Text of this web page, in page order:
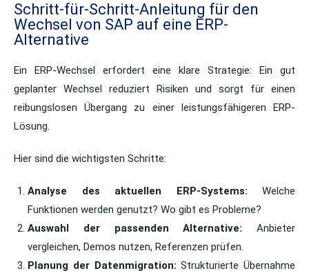
Schritt-für-Schritt-Anleitung für den
Wechsel von SAP auf eine ERP-
Alternative
Ein ERP-Wechsel erfordert eine klare Strategie: Ein gut
geplanter Wechsel reduziert Risiken und sorgt für einen
reibungslosen Übergang zu einer leistungsfähigeren ERP-
Lösung.
Hier sind die wichtigsten Schritte:
Analyse des aktuellen ERP-Systems: Welche
Funktionen werden genutzt? Wo gibt es Probleme?
Auswahl der passenden Alternative: Anbieter
vergleichen, Demos nutzen, Referenzen prüfen.
Planung der Datenmigration: Strukturierte Übernahme